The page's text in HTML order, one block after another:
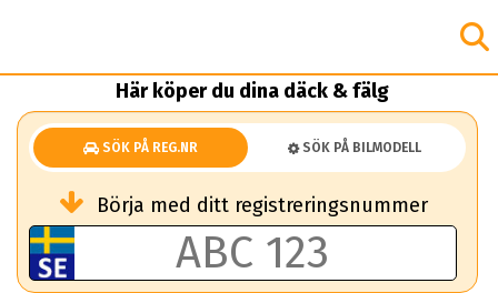
Här köper du dina däck & fälg
SÖK PÅ REG.NR SÖK PÅ BILMODELL
Börja med ditt registreringsnummer